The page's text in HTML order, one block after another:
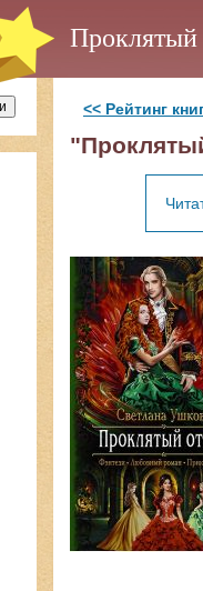
Проклятый
<< Рейтинг